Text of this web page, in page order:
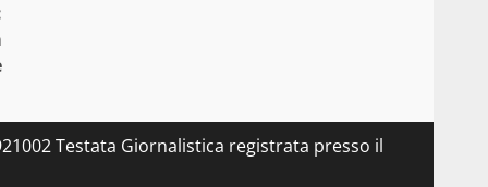
Testata Giornalistica registrata presso il